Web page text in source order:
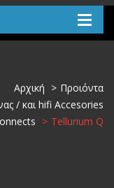
Αρχική
Προιόντα
/ και hifi Accesories
Tellurium Q